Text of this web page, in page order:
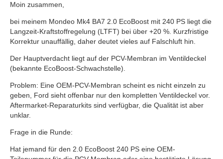
Moin zusammen,
bei meinem Mondeo Mk4 BA7 2.0 EcoBoost mit 240 PS liegt die
Langzeit-Kraftstoffregelung (LTFT) bei über +20 %. Kurzfristige
Korrektur unauffällig, daher deutet vieles auf Falschluft hin.
Der Hauptverdacht liegt auf der PCV-Membran im Ventildeckel
(bekannte EcoBoost-Schwachstelle).
Problem: Eine OEM-PCV-Membran scheint es nicht einzeln zu
geben, Ford sieht offenbar nur den kompletten Ventildeckel vor.
Aftermarket-Reparaturkits sind verfügbar, die Qualität ist aber
unklar.
Frage in die Runde:
Hat jemand für den 2.0 EcoBoost 240 PS eine OEM-